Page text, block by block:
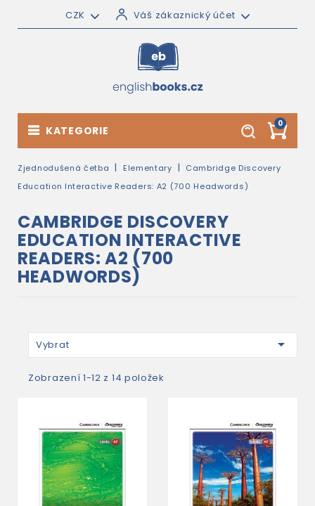
CZK Váš zákaznický účet
0
KATEGORIE
Zjednodušená četba Elementary
Cambridge Discovery
Education Interactive Readers: A2 (700 Headwords)
CAMBRIDGE DISCOVERY
EDUCATION INTERACTIVE
READERS: A2 (700
HEADWORDS)
Vybrat 
Zobrazení 1-12 z 14 položek